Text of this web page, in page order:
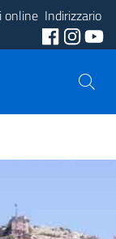
online Indirizzario